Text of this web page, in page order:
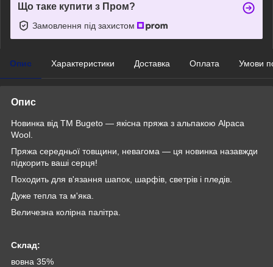
Що таке купити з Пром?
Замовлення під захистом
Опис Характеристики Доставка Оплата Умови
Опис
Новинка від TM Bugeto — якісна пряжа з альпакою Alpaca
Wool.
Пряжа середньої товщини, невагома — ця новинка назавжди
підкорить ваші серця!
Походить для в'язання шапок, шарфів, светрів і пледів.
Дуже тепла та м'яка.
Величезна колірна палітра.
Склад:
вовна 35%